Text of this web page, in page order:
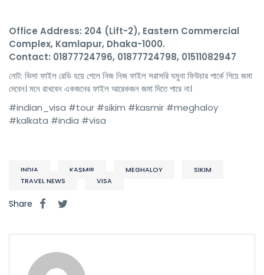
Office Address: 204 (Lift-2), Eastern Commercial
Complex, Kamlapur, Dhaka-1000.
Contact: 01877724796, 01877724798, 01511082947
নোট: ভিসা ফাইল রেডি হয়ে গেলে নিজ নিজ ফাইল সরাসরি যমুনা ফিউচার পার্কে গিয়ে জমা
দেবেন। মনে রাখবেন একজনের ফাইল আরেকজন জমা দিতে পারে না।
#indian_visa #tour #sikim #kasmir #meghaloy
#kalkata #india #visa
INDIA KASMIR MEGHALOY
SIKIM
TRAVEL NEWS
VISA
Share